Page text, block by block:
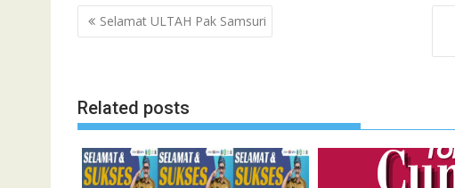
Navigasi
pos
Selamat ULTAH Pak Samsuri
Related posts